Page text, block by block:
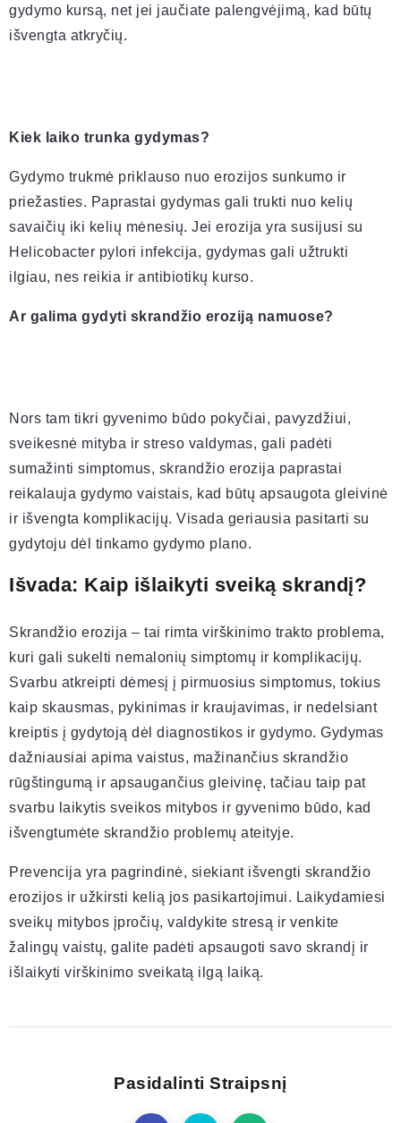
gydymo kursą, net jei jaučiate palengvėjimą, kad būtų
išvengta atkryčių.
Kiek laiko trunka gydymas?
Gydymo trukmė priklauso nuo erozijos sunkumo ir
priežasties. Paprastai gydymas gali trukti nuo kelių
savaičių iki kelių mėnesių. Jei erozija yra susijusi su
Helicobacter pylori infekcija, gydymas gali užtrukti
ilgiau, nes reikia ir antibiotikų kurso.
Ar galima gydyti skrandžio eroziją namuose?
Nors tam tikri gyvenimo būdo pokyčiai, pavyzdžiui,
sveikesnė mityba ir streso valdymas, gali padėti
sumažinti simptomus, skrandžio erozija paprastai
reikalauja gydymo vaistais, kad būtų apsaugota gleivinė
ir išvengta komplikacijų. Visada geriausia pasitarti su
gydytoju dėl tinkamo gydymo plano.
Išvada: Kaip išlaikyti sveiką skrandį?
Skrandžio erozija – tai rimta virškinimo trakto problema,
kuri gali sukelti nemalonių simptomų ir komplikacijų.
Svarbu atkreipti dėmesį į pirmuosius simptomus, tokius
kaip skausmas, pykinimas ir kraujavimas, ir nedelsiant
kreiptis į gydytoją dėl diagnostikos ir gydymo. Gydymas
dažniausiai apima vaistus, mažinančius skrandžio
rūgštingumą ir apsaugančius gleivinę, tačiau taip pat
svarbu laikytis sveikos mitybos ir gyvenimo būdo, kad
išvengtumėte skrandžio problemų ateityje.
Prevencija yra pagrindinė, siekiant išvengti skrandžio
erozijos ir užkirsti kelią jos pasikartojimui. Laikydamiesi
sveikų mitybos įpročių, valdykite stresą ir venkite
žalingų vaistų, galite padėti apsaugoti savo skrandį ir
išlaikyti virškinimo sveikatą ilgą laiką.
Pasidalinti Straipsnį